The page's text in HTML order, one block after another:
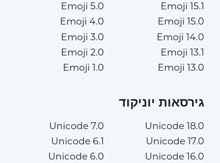
Emoji 15.1
Emoji 15.0
Emoji 14.0
Emoji 13.1
Emoji 13.0
Emoji 5.0
Emoji 4.0
Emoji 3.0
Emoji 2.0
Emoji 1.0
גירסאות יוניקוד
Unicode 18.0
Unicode 17.0
Unicode 16.0
Unicode 7.0
Unicode 6.1
Unicode 6.0